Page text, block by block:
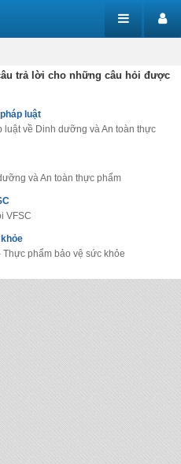
trả lời cho những câu hỏi được
luật
về Dinh dưỡng và An toàn thực
và An toàn thực phẩm
VFSC
phẩm bảo vệ sức khỏe